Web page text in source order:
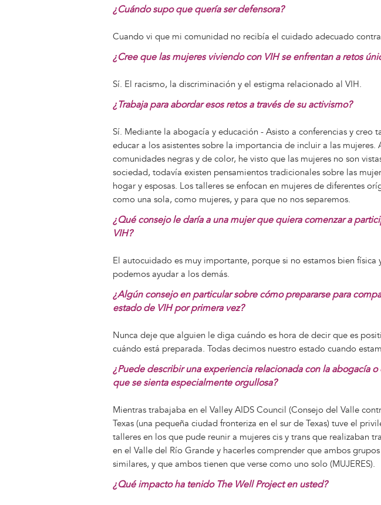
¿Cuándo supo que quería ser defensora?
Cuando vi que mi comunidad no recibía el cuidado adecuado
¿Cree que las mujeres viviendo con VIH se enfrentan a retos
Sí. El racismo, la discriminación y el estigma relacionado al VIH.
¿Trabaja para abordar esos retos a través de su activismo?
Sí. Mediante la abogacía y educación - Asisto a conferencias y creo
educar a los asistentes sobre la importancia de incluir a las mujeres.
comunidades negras y de color, he visto que las mujeres no son
sociedad, todavía existen pensamientos tradicionales sobre las
hogar y esposas. Los talleres se enfocan en mujeres de diferentes
como una sola, como mujeres, y para que no nos separemos.
¿Qué consejo le daría a una mujer que quiera comenzar a
VIH?
El autocuidado es muy importante, porque si no estamos bien física
podemos ayudar a los demás.
¿Algún consejo en particular sobre cómo prepararse para
estado de VIH por primera vez?
Nunca deje que alguien le diga cuándo es hora de decir que es
cuándo está preparada. Todas decimos nuestro estado cuando
¿Puede describir una experiencia relacionada con la abogacía
que se sienta especialmente orgullosa?
Mientras trabajaba en el Valley AIDS Council (Consejo del Valle
Texas (una pequeña ciudad fronteriza en el sur de Texas) tuve el
talleres en los que pude reunir a mujeres cis y trans que realizaban
en el Valle del Río Grande y hacerles comprender que ambos
similares, y que ambos tienen que verse como uno solo (MUJERES).
¿Qué impacto ha tenido The Well Project en usted?